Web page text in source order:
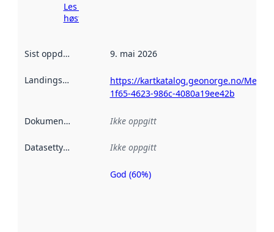
Les mer om
høsting her
Sist oppdatert 9. mai 2026
Landingsside
https://kartkatalog.geonorge.no/
1f65-4623-986c-4080a19ee42b
Dokumentasjon Ikke oppgitt
Datasettype Ikke oppgitt
Metadatakvalitet
God (60%)